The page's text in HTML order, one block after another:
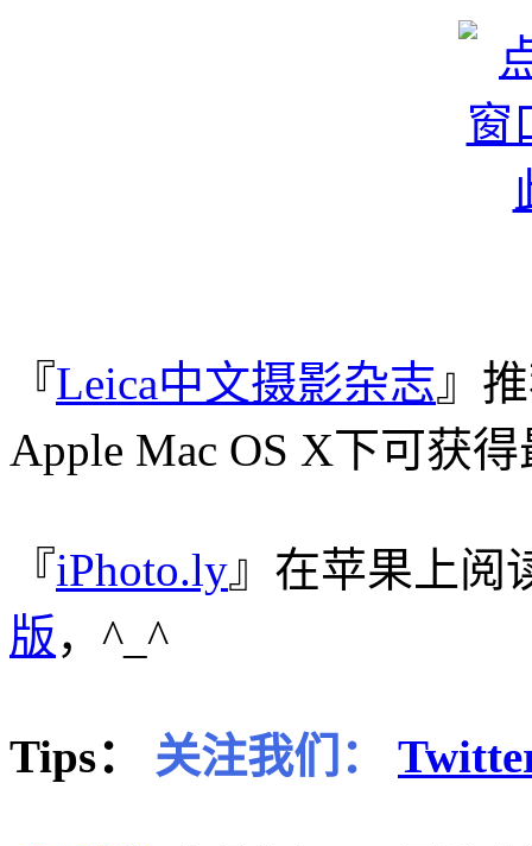
『Leica中文摄影杂志』
Apple Mac OS X下可获
『iPhoto.ly』在苹果上阅
版，^_^
Tips： 关注我们：